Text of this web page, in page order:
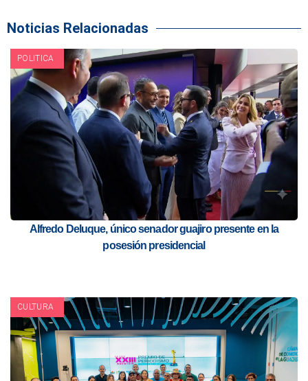
Noticias Relacionadas
POLITICA
Alfredo Deluque, único senador guajiro presente en la
posesión presidencial
CULTURA